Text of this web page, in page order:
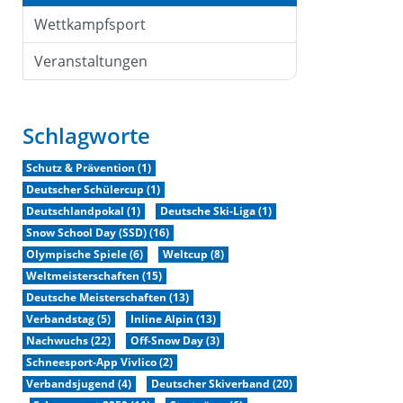
Wettkampfsport
Veranstaltungen
Schlagworte
Schutz & Prävention (1)
Deutscher Schülercup (1)
Deutschlandpokal (1)
Deutsche Ski-Liga (1)
Snow School Day (SSD) (16)
Olympische Spiele (6)
Weltcup (8)
Weltmeisterschaften (15)
Deutsche Meisterschaften (13)
Verbandstag (5)
Inline Alpin (13)
Nachwuchs (22)
Off-Snow Day (3)
Schneesport-App Vivlico (2)
Verbandsjugend (4)
Deutscher Skiverband (20)